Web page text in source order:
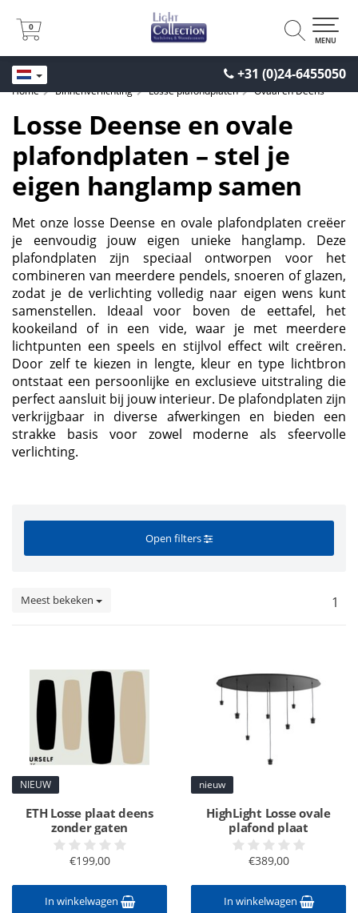
+31 (0)24-6455050
0
0
MENU
Home Binnenverlichting Losse plafondplaten Ovaal en Deens
Losse Deense en ovale
plafondplaten – stel je
eigen hanglamp samen
Met onze losse Deense en ovale plafondplaten creëer
je eenvoudig jouw eigen unieke hanglamp. Deze
plafondplaten zijn speciaal ontworpen voor het
combineren van meerdere pendels, snoeren of glazen,
zodat je de verlichting volledig naar eigen wens kunt
samenstellen. Ideaal voor boven de eettafel, het
kookeiland of in een vide, waar je met meerdere
lichtpunten een speels en stijlvol effect wilt creëren.
Door zelf te kiezen in lengte, kleur en type lichtbron
ontstaat een persoonlijke en exclusieve uitstraling die
perfect aansluit bij jouw interieur. De plafondplaten zijn
verkrijgbaar in diverse afwerkingen en bieden een
strakke basis voor zowel moderne als sfeervolle
verlichting.
Open filters
Meest bekeken 1
NIEUW
ETH Losse plaat deens
zonder gaten
€199,00
In winkelwagen
nieuw
HighLight Losse ovale
plafond plaat
€389,00
In winkelwagen